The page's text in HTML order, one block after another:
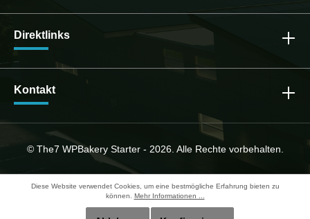
Direktlinks
Kontakt
© The7 WPBakery Starter - 2026. Alle Rechte vorbehalten.
Diese Website verwendet Cookies, um eine bestmögliche Erfahrung bieten zu
können. Mehr Informationen ...